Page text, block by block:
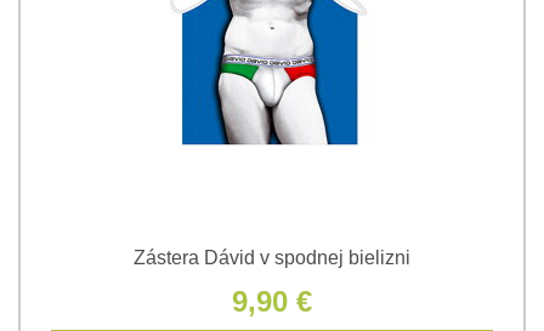
Zástera Dávid v spodnej bielizni
9,90 €